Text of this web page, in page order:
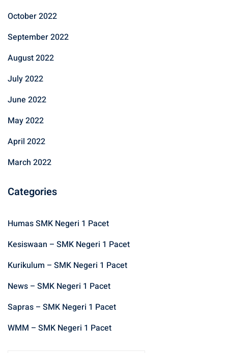
October 2022
September 2022
August 2022
July 2022
June 2022
May 2022
April 2022
March 2022
Categories
Humas SMK Negeri 1 Pacet
Kesiswaan – SMK Negeri 1 Pacet
Kurikulum – SMK Negeri 1 Pacet
News – SMK Negeri 1 Pacet
Sapras – SMK Negeri 1 Pacet
WMM – SMK Negeri 1 Pacet